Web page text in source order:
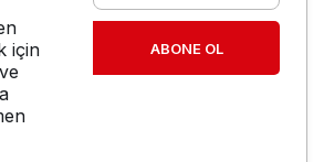
için
ABONE OL